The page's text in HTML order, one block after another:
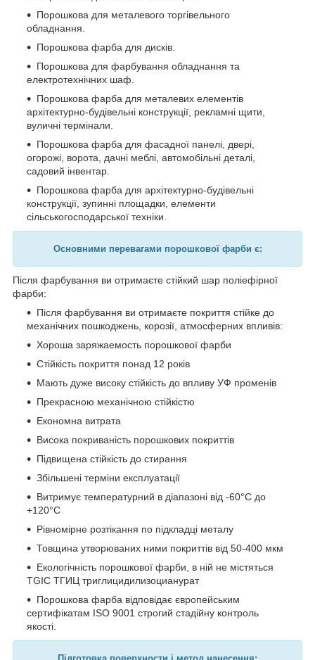
Порошкова для металевого торгівельного
обладнання.
Порошкова фарба для дисків.
Порошкова для фарбування обладнання та
електротехнічних шаф.
Порошкова фарба для металевих елементів
архітектурно-будівельні конструкції, рекламні щити,
вуличні термінали.
Порошкова фарба для фасадної панелі, двері,
огорожі, ворота, дачні меблі, автомобільні деталі,
садовий інвентар.
Порошкова фарба для архітектурно-будівельні
конструкції, зупинні площадки, елементи
сільськогосподарської техніки.
Основними перевагами порошкової фарби є:
Після фарбування ви отримаєте стійкий шар поліефірної
фарби:
Після фарбування ви отримаєте покриття стійке до
механічних пошкоджень, корозії, атмосферних впливів:
Хороша заряжаемость порошкової фарби
Стійкість покриття понад 12 років
Мають дуже високу стійкість до впливу УФ променів
Прекрасною механічною стійкістю
Економна витрата
Висока покриваність порошкових покриттів
Підвищена стійкість до стирання
Збільшені терміни експлуатації
Витримує температурний в діапазоні від -60°С до
+120°С
Рівномірне розтікання по підкладці металу
Товщина утворюваних ними покриттів від 50-400 мкм
Екологічність порошкової фарби, в ній не містяться
TGIC ТГИЦ триглицидилизоцианурат
Порошкова фарба відповідає європейським
сертифікатам ISO 9001 строгий стадійну контроль
якості.